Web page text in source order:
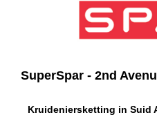
SuperSpar - 2nd
Kruideniersketting in Suid